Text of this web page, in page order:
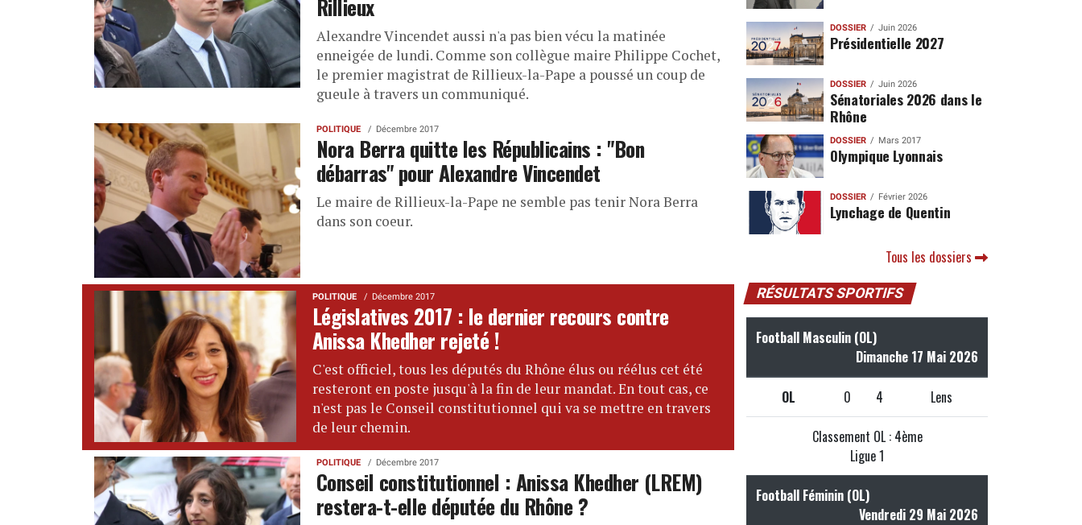
Rillieux
Alexandre Vincendet aussi n'a pas bien vécu la matinée
enneigée de lundi. Comme son collègue maire Philippe Cochet,
le premier magistrat de Rillieux-la-Pape a poussé un coup de
gueule à travers un communiqué.
POLITIQUE Décembre 2017
Nora Berra quitte les Républicains : "Bon
débarras" pour Alexandre Vincendet
Le maire de Rillieux-la-Pape ne semble pas tenir Nora Berra
dans son coeur.
POLITIQUE Décembre 2017
Législatives 2017 : le dernier recours contre
Anissa Khedher rejeté !
C'est officiel, tous les députés du Rhône élus ou réélus cet été
resteront en poste jusqu'à la fin de leur mandat. En tout cas, ce
n'est pas le Conseil constitutionnel qui va se mettre en travers
de leur chemin.
POLITIQUE Décembre 2017
Conseil constitutionnel : Anissa Khedher (LREM)
restera-t-elle députée du Rhône ?
DOSSIER Juin 2026
Présidentielle 2027
DOSSIER Juin 2026
Sénatoriales 2026 dans le
Rhône
DOSSIER Mars 2017
Olympique Lyonnais
DOSSIER Février 2026
Lynchage de Quentin
Tous les dossiers
RÉSULTATS SPORTIFS
Football Masculin (OL)
Dimanche 17 Mai 2026
OL 0 4 Lens
Classement OL : 4ème
Ligue 1
Football Féminin (OL)
Vendredi 29 Mai 2026